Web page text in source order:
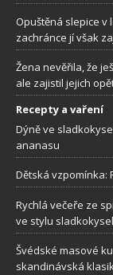
Opuštěná slepice v
zachránce jí však
Žena nevěřila, že
ale zajistil jejich
Recepty a vaření
Dýně ve
ananasu
Dětská vzpomínka:
Rychlá večeře ze
ve stylu
Švédské masové
skandinávská